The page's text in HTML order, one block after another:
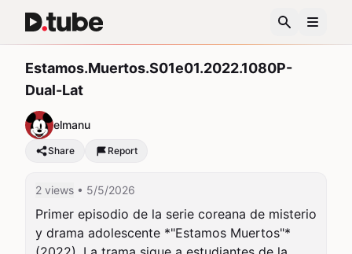
Estamos.Muertos.S01e01.2022.1080P-
Dual-Lat
elmanu
Share Report
2 views • 5/5/2026
Primer episodio de la serie coreana de misterio
y drama adolescente *"Estamos Muertos"*